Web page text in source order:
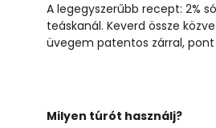
A legegyszerűbb recept: 2%
teáskanál. Keverd össze
üvegem patentos zárral,
Milyen túrót használj?